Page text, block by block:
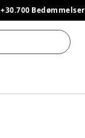
+30.700